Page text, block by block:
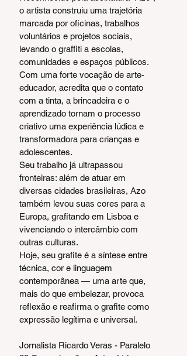
o artista construiu uma trajetória
marcada por oficinas, trabalhos
voluntários e projetos sociais,
levando o graffiti a escolas,
comunidades e espaços públicos.
Com uma forte vocação de arte-
educador, acredita que o contato
com a tinta, a brincadeira e o
aprendizado tornam o processo
criativo uma experiência lúdica e
transformadora para crianças e
adolescentes.
Seu trabalho já ultrapassou
fronteiras: além de atuar em
diversas cidades brasileiras, Azo
também levou suas cores para a
Europa, grafitando em Lisboa e
vivenciando o intercâmbio com
outras culturas.
Hoje, seu grafite é a síntese entre
técnica, cor e linguagem
contemporânea — uma arte que,
mais do que embelezar, provoca
reflexão e reafirma o grafite como
expressão legítima e universal.
Jornalista Ricardo Veras - Paralelo